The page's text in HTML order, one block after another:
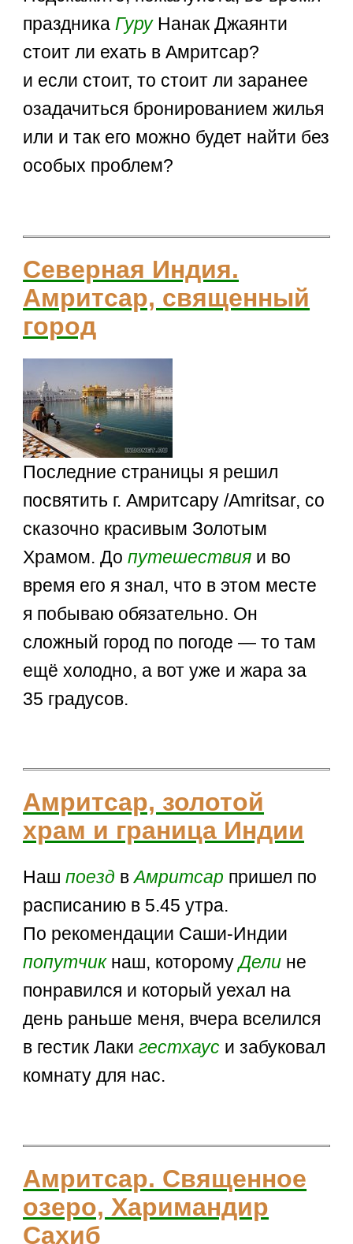
праздникаГуруНанак Джаянти
стоит ли ехать в Амритсар?
и если стоит, то стоит ли заранее
озадачиться бронированием жилья
или и так его можно будет найти без
особых проблем?
Северная Индия.
Амритсар, священный
город
Последние страницы я решил
посвятить г. Амритсару /Amritsar, со
сказочно красивым Золотым
Храмом. Допутешествия и во
время его я знал, что в этом месте
я побываю обязательно. Он
сложный город по погоде — то там
ещё холодно, а вот уже и жара за
35 градусов.
Амритсар, золотой
храм и граница Индии
Нашпоезд вАмритсар пришел по
расписанию в 5.45 утра.
По рекомендации Саши-Индии
попутчикнаш, которомуДели не
понравился и который уехал на
день раньше меня, вчера вселился
в гестик Лакигестхаус и забуковал
комнату для нас.
Амритсар. Священное
озеро, Харимандир
Сахиб